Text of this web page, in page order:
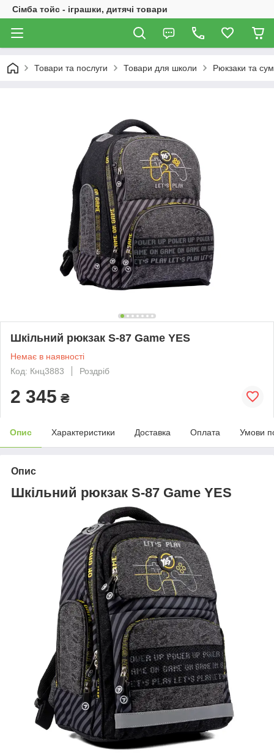
Сімба тойс - іграшки, дитячі товари
Товари та послуги Товари для школи Рюкзаки та
Шкільний рюкзак S-87 Game YES
Немає в наявності
Код: Кнц3883
Роздріб
2 345 ₴
Опис Характеристики Доставка Оплата Умови
Опис
Шкільний рюкзак S-87 Game YES